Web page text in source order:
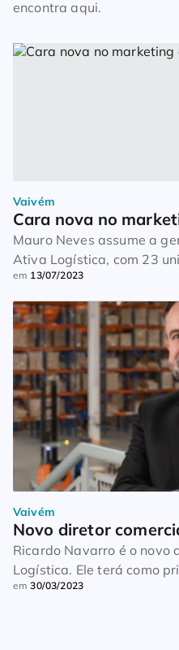
encontra aqui.
Vaivém
Cara nova no
Mauro Neves assume a
Ativa Logística, com 23
país. Ao todo, ele já soma
experiência no setor.
será emprestar meu
estratégias de geração
fabricantes de
executivo […]
em 13/07/2023
Vaivém
Novo diretor
Ricardo Navarro é o novo
Logística. Ele terá como
negócios da operadora
em30/03/2023